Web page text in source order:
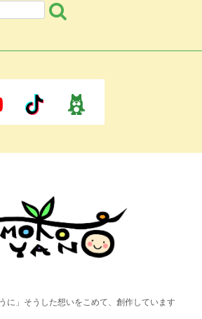
に」そうした想いをこめて、創作しています